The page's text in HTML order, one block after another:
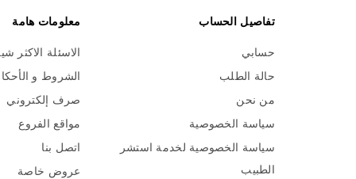
تفاصيل الحساب
حسابي
حالة الطلب
من نحن
سياسة الخصوصية
سياسة الخصوصية لخدمة استشر
الطبيب
معلومات هامة
الاسئلة الاكثر
الشروط و
صرف إلكتروني
مواقع الفروع
اتصل بنا
عروض خاصة